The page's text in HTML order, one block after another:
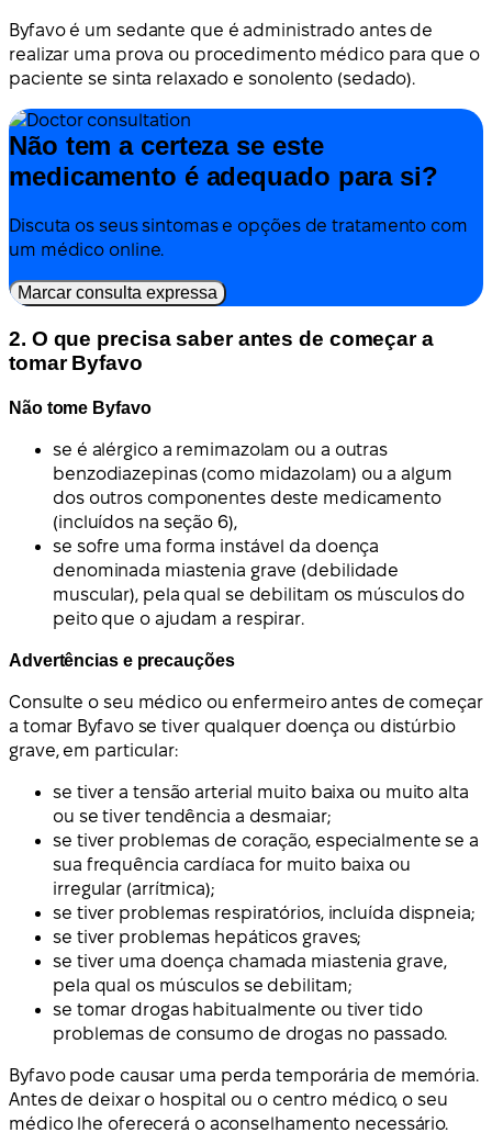
Byfavo é um sedante que é administrado antes de
realizar uma prova ou procedimento médico para que o
paciente se sinta relaxado e sonolento (sedado).
Não tem a certeza se este
medicamento é adequado para si?
Discuta os seus sintomas e opções de tratamento com
um médico online.
Marcar consulta expressa
2. O que precisa saber antes de começar a
tomar Byfavo
Não tome Byfavo
se é alérgico a remimazolam ou a outras
benzodiazepinas (como midazolam) ou a algum
dos outros componentes deste medicamento
(incluídos na seção 6),
se sofre uma forma instável da doença
denominada miastenia grave (debilidade
muscular), pela qual se debilitam os músculos do
peito que o ajudam a respirar.
Advertências e precauções
Consulte o seu médico ou enfermeiro antes de começar
a tomar Byfavo se tiver qualquer doença ou distúrbio
grave, em particular:
se tiver a tensão arterial muito baixa ou muito alta
ou se tiver tendência a desmaiar;
se tiver problemas de coração, especialmente se a
sua frequência cardíaca for muito baixa ou
irregular (arrítmica);
se tiver problemas respiratórios, incluída dispneia;
se tiver problemas hepáticos graves;
se tiver uma doença chamada miastenia grave,
pela qual os músculos se debilitam;
se tomar drogas habitualmente ou tiver tido
problemas de consumo de drogas no passado.
Byfavo pode causar uma perda temporária de memória.
Antes de deixar o hospital ou o centro médico, o seu
médico lhe oferecerá o aconselhamento necessário.